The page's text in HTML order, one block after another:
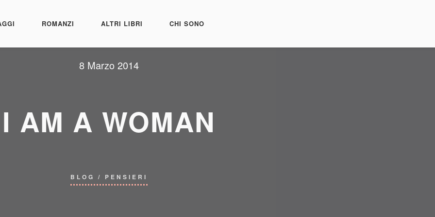
ROMANZI ALTRI LIBRI CHI SONO
8 Marzo 2014
I AM A WOMAN
BLOG / PENSIERI